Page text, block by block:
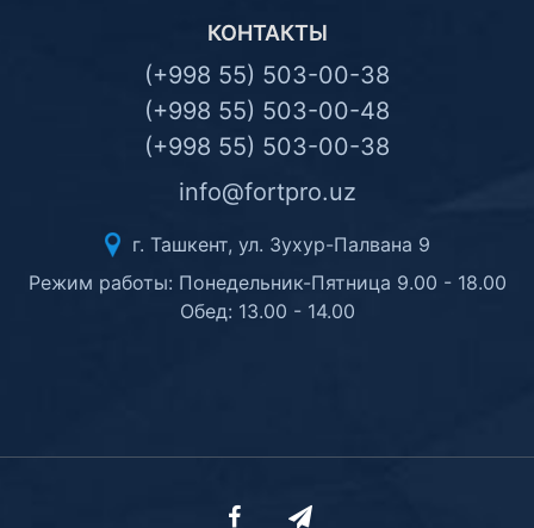
КОНТАКТЫ
(+998 55) 503-00-38
(+998 55) 503-00-48
(+998 55) 503-00-38
info@fortpro.uz
г. Ташкент, ул. Зухур-Палвана 9
Режим работы: Понедельник-Пятница 9.00 - 18.00
Обед: 13.00 - 14.00